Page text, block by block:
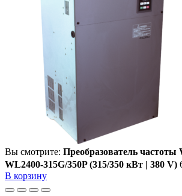
Вы смотрите: Преобразователь
WL2400-315G/350P (315/350 кВт | 380 V)
В корзину